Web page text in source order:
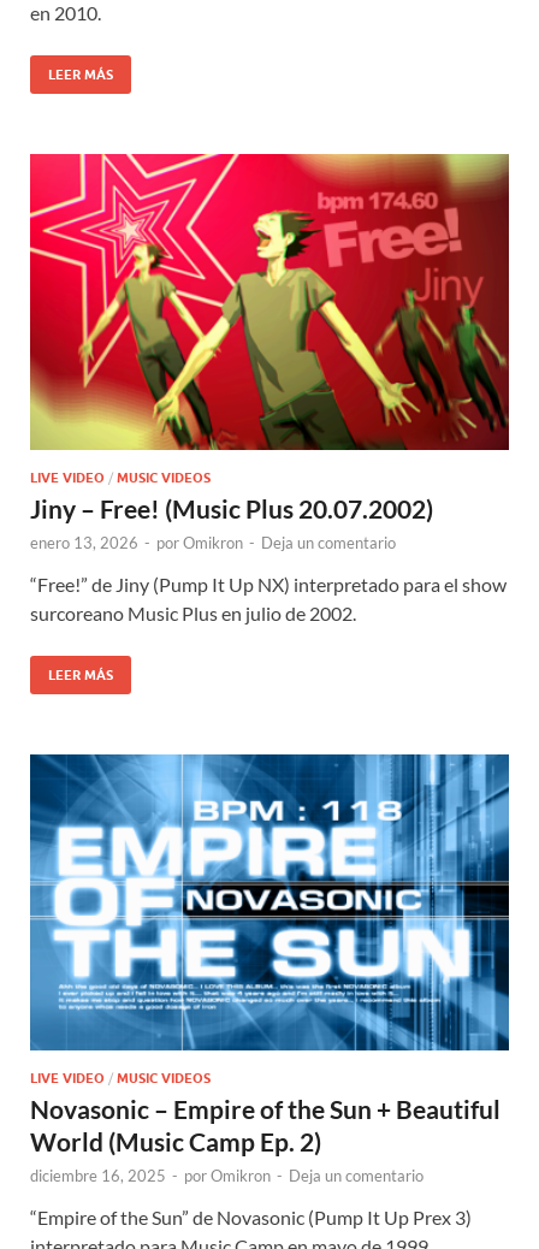
en 2010.
LEER MÁS
LIVE VIDEO / MUSIC VIDEOS
Jiny – Free! (Music Plus 20.07.2002)
enero 13, 2026 - porOmikron - Deja un comentario
“Free!” de Jiny (Pump It Up NX) interpretado para el show
surcoreano Music Plus en julio de 2002.
LEER MÁS
LIVE VIDEO / MUSIC VIDEOS
Novasonic – Empire of the Sun + Beautiful
World (Music Camp Ep. 2)
diciembre 16, 2025 - porOmikron - Deja un comentario
“Empire of the Sun” de Novasonic (Pump It Up Prex 3)